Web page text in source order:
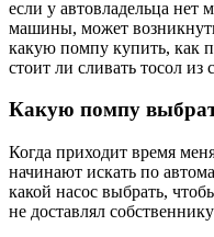
если у автовладельца
машины, может
какую помпу купить, как
стоит ли сливать тосол
Какую помпу
Когда приходит время
начинают искать по
какой насос выбрать,
не доставлял